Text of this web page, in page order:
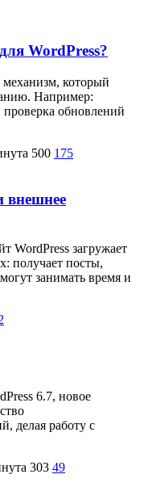
WordPress?
который
Например:
обновлений
500 175
внешнее
WordPress загружает
получает посты,
занимать время и
6.7, новое
делая работу с
303 49